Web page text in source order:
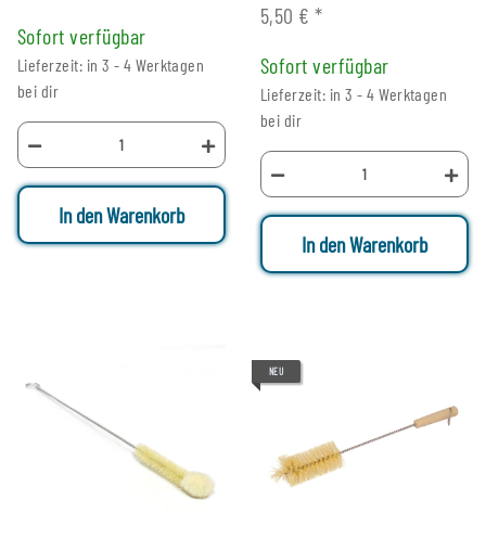
Sofort verfügbar
Lieferzeit: in 3 - 4 Werktagen
bei dir
In den Warenkorb
5,50 €*
Sofort verfügbar
Lieferzeit: in 3 - 4 Werktagen
bei dir
In den Warenkorb
NEU